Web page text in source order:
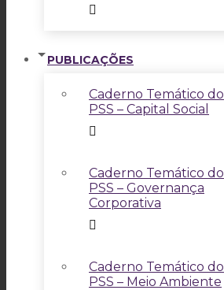
PUBLICAÇÕES
Caderno Temático do
PSS – Capital Social
Caderno Temático do
PSS – Governança
Corporativa
Caderno Temático do
PSS – Meio Ambiente